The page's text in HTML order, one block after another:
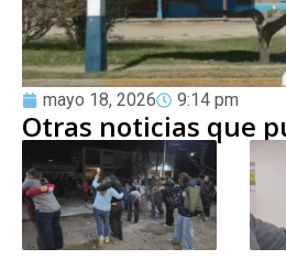
mayo 18, 2026 9:14 pm
Otras noticias que